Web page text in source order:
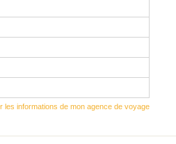
les informations de mon agence de voyage